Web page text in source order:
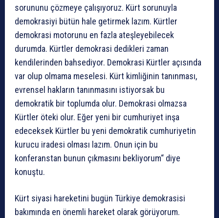
sorununu çözmeye çalışıyoruz. Kürt sorunuyla
demokrasiyi bütün hale getirmek lazım. Kürtler
demokrasi motorunu en fazla ateşleyebilecek
durumda. Kürtler demokrasi dedikleri zaman
kendilerinden bahsediyor. Demokrasi Kürtler açısında
var olup olmama meselesi. Kürt kimliğinin tanınması,
evrensel hakların tanınmasını istiyorsak bu
demokratik bir toplumda olur. Demokrasi olmazsa
Kürtler öteki olur. Eğer yeni bir cumhuriyet inşa
edeceksek Kürtler bu yeni demokratik cumhuriyetin
kurucu iradesi olması lazım. Onun için bu
konferanstan bunun çıkmasını bekliyorum“ diye
konuştu.
Kürt siyasi hareketini bugün Türkiye demokrasisi
bakımında en önemli hareket olarak görüyorum.